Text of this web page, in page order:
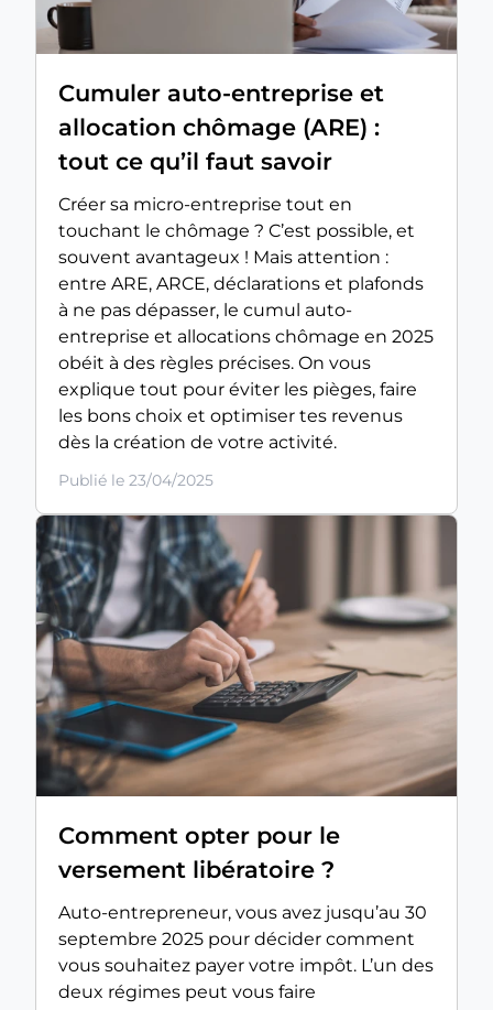
Cumuler auto-entreprise et
allocation chômage (ARE) :
tout ce qu’il faut savoir
Créer sa micro-entreprise tout en
touchant le chômage ? C’est possible, et
souvent avantageux ! Mais attention :
entre ARE, ARCE, déclarations et plafonds
à ne pas dépasser, le cumul auto-
entreprise et allocations chômage en 2025
obéit à des règles précises. On vous
explique tout pour éviter les pièges, faire
les bons choix et optimiser tes revenus
dès la création de votre activité.
Publié le 23/04/2025
Comment opter pour le
versement libératoire ?
Auto-entrepreneur, vous avez jusqu’au 30
septembre 2025 pour décider comment
vous souhaitez payer votre impôt. L’un des
deux régimes peut vous faire